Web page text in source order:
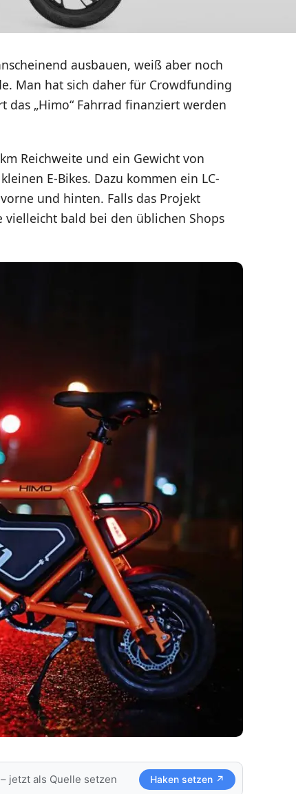
ausbauen, weiß aber noch
Man hat sich daher für Crowdfunding
„Himo“ Fahrrad finanziert werden
Reichweite und ein Gewicht von
E-Bikes. Dazu kommen ein LC-
und hinten. Falls das Projekt
bald bei den üblichen Shops
jetzt als Quelle setzen Haken setzen ↗